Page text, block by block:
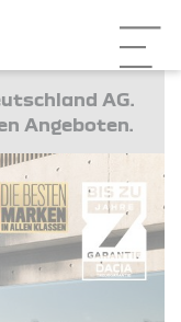
AG.
Angeboten.